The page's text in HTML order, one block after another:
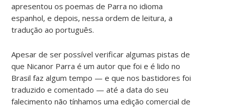
apresentou os poemas de Parra no idioma
espanhol, e depois, nessa ordem de leitura, a
tradução ao português.
Apesar de ser possível verificar algumas pistas de
que Nicanor Parra é um autor que foi e é lido no
Brasil faz algum tempo — e que nos bastidores foi
traduzido e comentado — até a data do seu
falecimento não tínhamos uma edição comercial de